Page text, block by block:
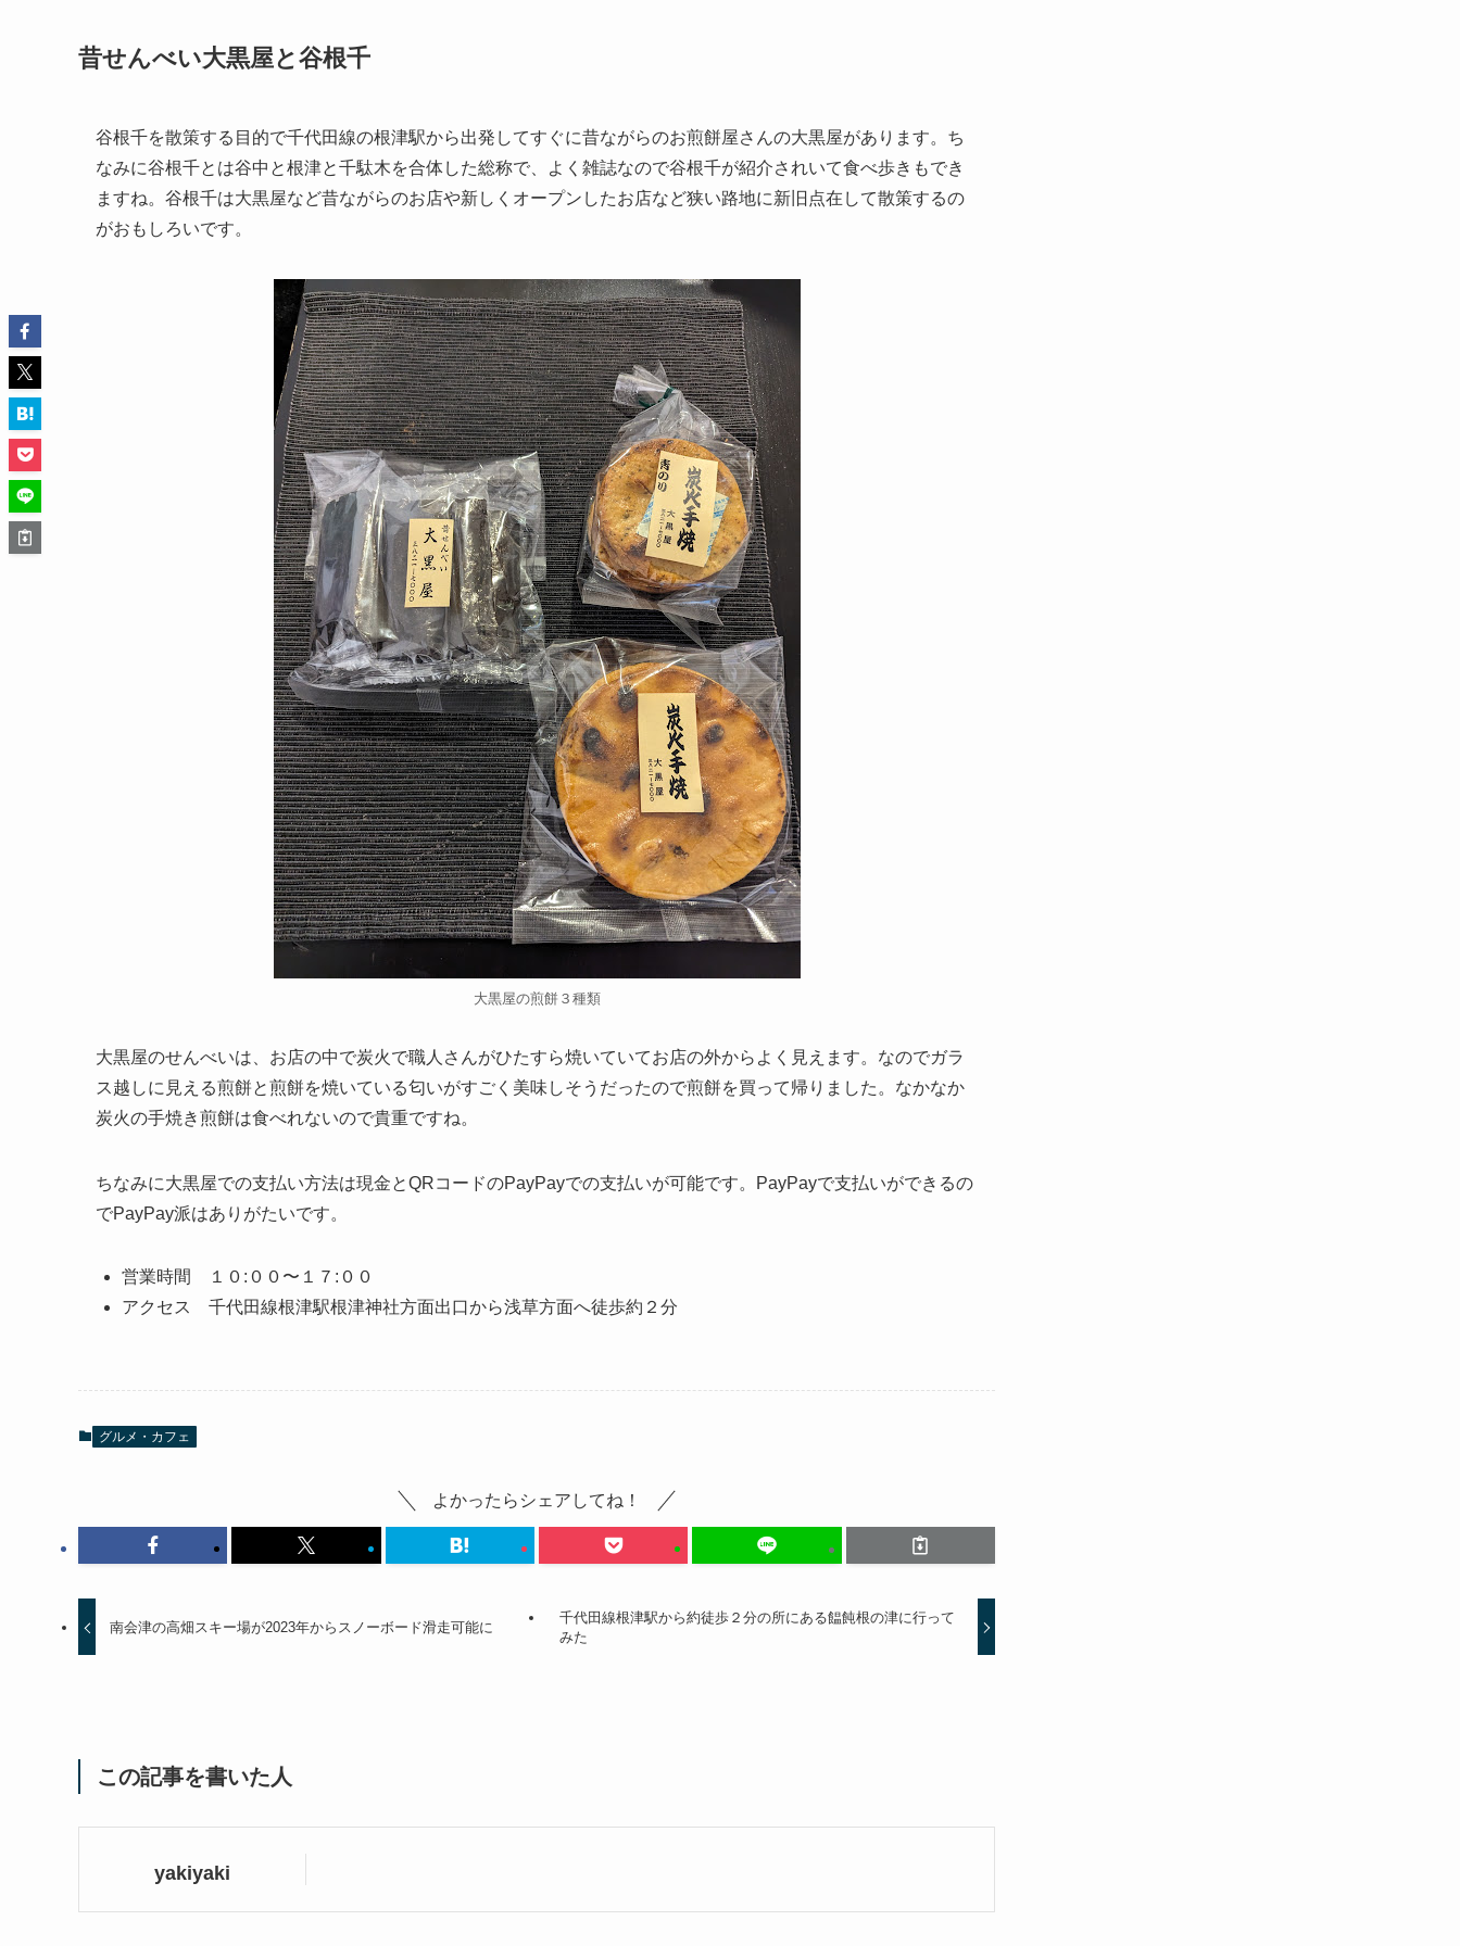
昔せんべい大黒屋と谷根千
谷根千を散策する目的で千代田線の根津駅から出発してすぐに昔ながらのお煎餅屋さんの大黒屋があります。ち
なみに谷根千とは谷中と根津と千駄木を合体した総称で、よく雑誌なので谷根千が紹介されいて食べ歩きもでき
ますね。谷根千は大黒屋など昔ながらのお店や新しくオープンしたお店など狭い路地に新旧点在して散策するの
がおもしろいです。
大黒屋の煎餅３種類
大黒屋のせんべいは、お店の中で炭火で職人さんがひたすら焼いていてお店の外からよく見えます。なのでガラ
ス越しに見える煎餅と煎餅を焼いている匂いがすごく美味しそうだったので煎餅を買って帰りました。なかなか
炭火の手焼き煎餅は食べれないので貴重ですね。
ちなみに大黒屋での支払い方法は現金とQRコードのPayPayでの支払いが可能です。PayPayで支払いができるの
でPayPay派はありがたいです。
営業時間 １０:００〜１７:００
アクセス 千代田線根津駅根津神社方面出口から浅草方面へ徒歩約２分
グルメ・カフェ
よかったらシェアしてね！
南会津の高畑スキー場が2023年からスノーボード滑走可能に
千代田線根津駅から約徒歩２分の所にある饂飩根の津に行って
みた
この記事を書いた人
yakiyaki